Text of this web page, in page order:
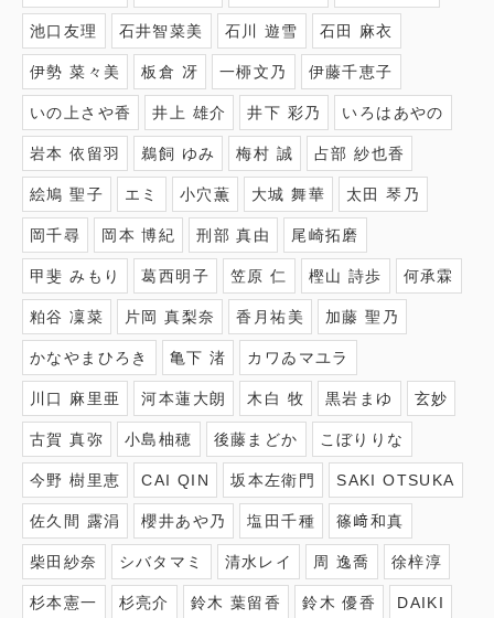
池口友理 石井智菜美 石川 遊雪 石田 麻衣
伊勢 菜々美 板倉 冴 一桺文乃 伊藤千恵子
いの上さや香 井上 雄介 井下 彩乃 いろはあやの
岩本 依留羽 鵜飼 ゆみ 梅村 誠 占部 紗也香
絵鳩 聖子 エミ 小穴薫 大城 舞華 太田 琴乃
岡千尋 岡本 博紀 刑部 真由 尾崎拓磨
甲斐 みもり 葛西明子 笠原 仁 樫山 詩歩 何承霖
粕谷 凜菜 片岡 真梨奈 香月祐美 加藤 聖乃
かなやまひろき 亀下 渚 カワゐマユラ
川口 麻里亜 河本蓮大朗 木白 牧 黒岩まゆ 玄妙
古賀 真弥 小島柚穂 後藤まどか こぼりりな
今野 樹里恵 CAI QIN 坂本左衛門 SAKI OTSUKA
佐久間 露涓 櫻井あや乃 塩田千種 篠﨑和真
柴田紗奈 シバタマミ 清水レイ 周 逸喬 徐梓淳
杉本憲一 杉亮介 鈴木 葉留香 鈴木 優香 DAIKI